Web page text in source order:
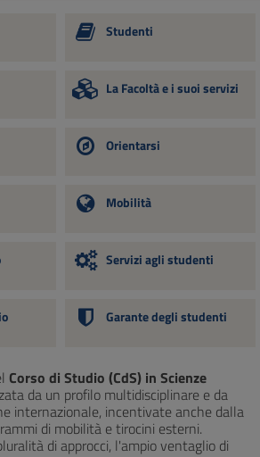
Studenti
La Facoltà e i suoi servizi
Orientarsi
Mobilità
Servizi agli studenti
Garante degli studenti
Corso di Studio (CdS) in Scienze
da un profilo multidisciplinare e da
internazionale, incentivate anche dalla
di mobilità e tirocini esterni.
di approcci, l'ampio ventaglio di